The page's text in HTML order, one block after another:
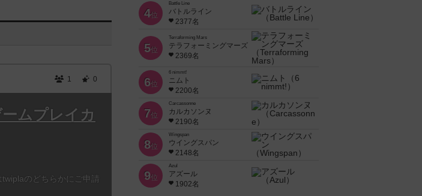
1 0
ムプレイカ
のどちらかにご申請
4位
Battle Line
バトルライン
2377名
5位
Terraforming Mars
テラフォーミングマーズ
2369名
6位
6 nimmt!
ニムト
2200名
7位
Carcassonne
カルカソンヌ
2190名
8位
Wingspan
ウイングスパン
2148名
9位
Azul
アズール
1902名